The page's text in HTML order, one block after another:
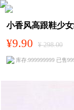
小香风高跟鞋少
¥9.90 ¥ 298.00
库存:999999999 已售